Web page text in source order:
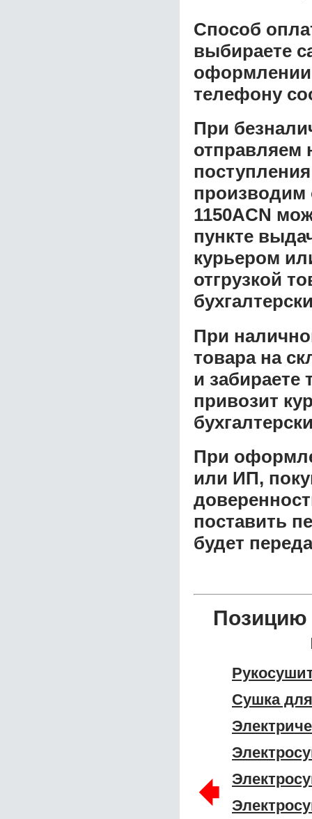
Способ
выбираете
оформлении
телефону
При
отправляем
производим
1150ACN
пункте
курьером
отгрузкой
При
товара на
и забираете
привозит
При
или ИП,
поставить
будет
Позицию
Сушка
🠸